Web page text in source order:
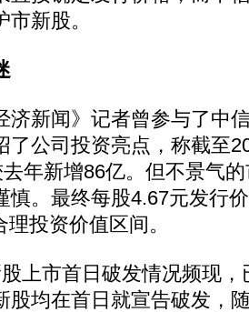
新股。
新闻》记者曾参与了中
了公司投资亮点，称截至
年新增86亿。但不景气
慎。最终每股4.67元发行
投资价值区间。
市首日破发情况频现，
股均在首日就宣告破发，